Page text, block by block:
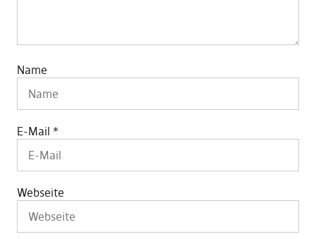
Name
E-Mail *
Webseite